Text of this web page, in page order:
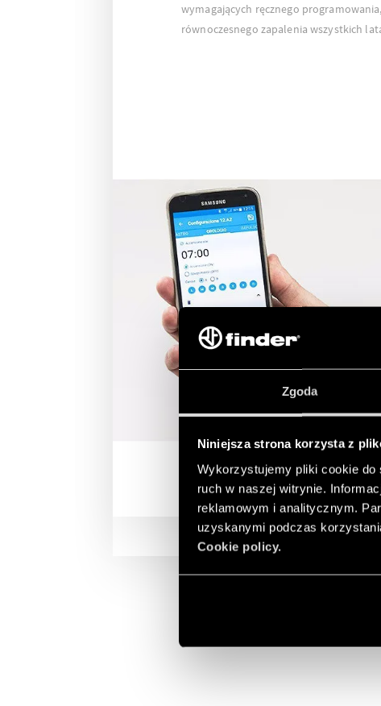
Zgoda
Niniejsza strona korzysta z
Wykorzystujemy pliki cookie do
ruch w naszej witrynie.
reklamowym i analitycznym.
uzyskanymi podczas
Cookie policy.
wymagających ręcznego
równoczesnego zapalenia wszystkich